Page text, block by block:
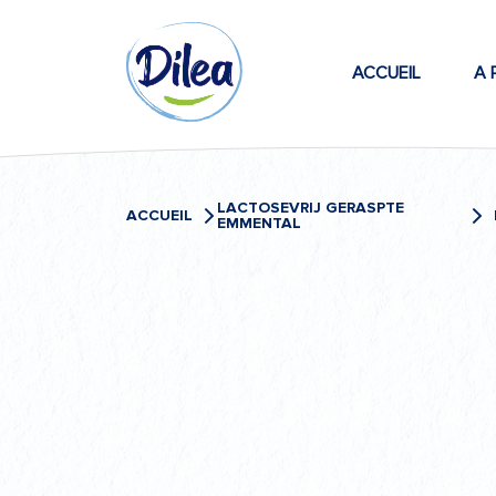
Dilea
Zero
Lactose
ACCUEIL A
ACCUEIL
LACTOSEVRIJ GERASPTE
EMMENTAL